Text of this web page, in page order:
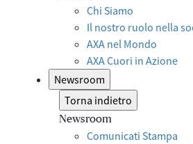
Chi Siamo
Il nostro ruolo nella
AXA nel Mondo
AXA Cuori in Azione
Newsroom
Torna indietro
Newsroom
Comunicati Stampa